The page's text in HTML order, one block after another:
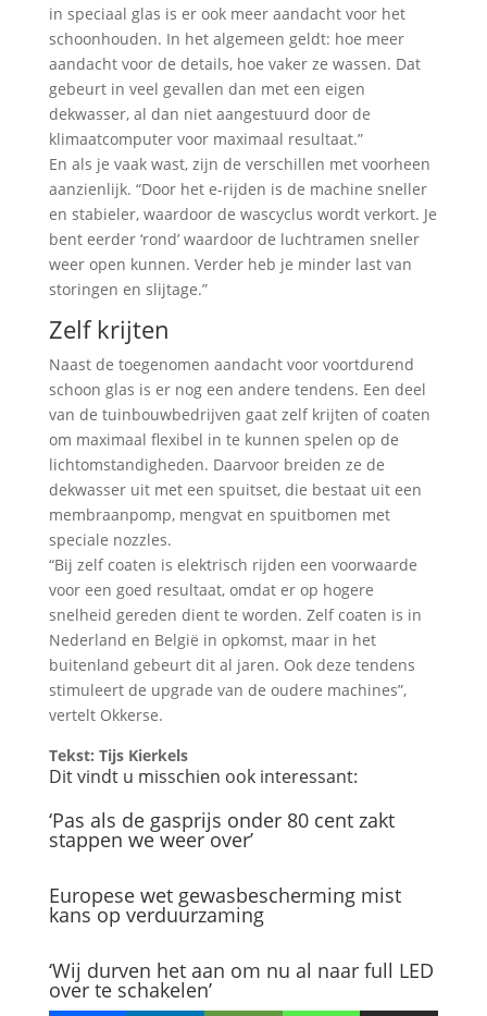
in speciaal glas is er ook meer aandacht voor het
schoonhouden. In het algemeen geldt: hoe meer
aandacht voor de details, hoe vaker ze wassen. Dat
gebeurt in veel gevallen dan met een eigen
dekwasser, al dan niet aangestuurd door de
klimaatcomputer voor maximaal resultaat.”
En als je vaak wast, zijn de verschillen met voorheen
aanzienlijk. “Door het e-rijden is de machine sneller
en stabieler, waardoor de wascyclus wordt verkort. Je
bent eerder ‘rond’ waardoor de luchtramen sneller
weer open kunnen. Verder heb je minder last van
storingen en slijtage.”
Zelf krijten
Naast de toegenomen aandacht voor voortdurend
schoon glas is er nog een andere tendens. Een deel
van de tuinbouwbedrijven gaat zelf krijten of coaten
om maximaal flexibel in te kunnen spelen op de
lichtomstandigheden. Daarvoor breiden ze de
dekwasser uit met een spuitset, die bestaat uit een
membraanpomp, mengvat en spuitbomen met
speciale nozzles.
“Bij zelf coaten is elektrisch rijden een voorwaarde
voor een goed resultaat, omdat er op hogere
snelheid gereden dient te worden. Zelf coaten is in
Nederland en België in opkomst, maar in het
buitenland gebeurt dit al jaren. Ook deze tendens
stimuleert de upgrade van de oudere machines”,
vertelt Okkerse.
Tekst: Tijs Kierkels
Dit vindt u misschien ook interessant:
‘Pas als de gasprijs onder 80 cent zakt
stappen we weer over’
Europese wet gewasbescherming mist
kans op verduurzaming
‘Wij durven het aan om nu al naar full LED
over te schakelen’